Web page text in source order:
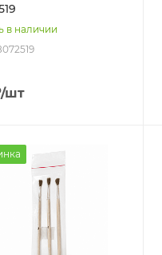
в наличии
/шт